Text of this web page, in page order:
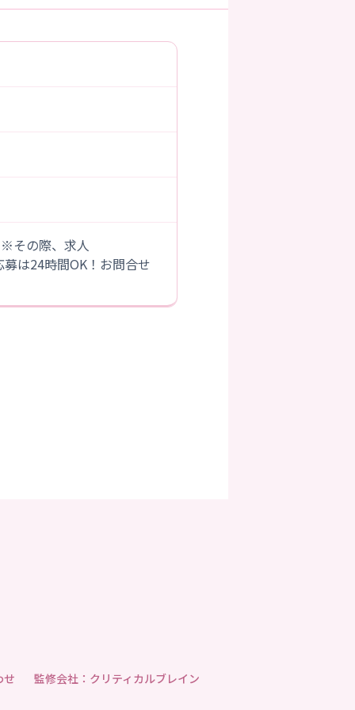
その際、求人
は24時間OK！お問合せ
せ 監修会社：クリティカルブレイン